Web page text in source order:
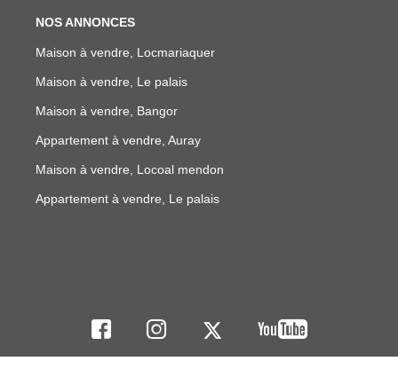
NOS ANNONCES
Maison à vendre, Locmariaquer
Maison à vendre, Le palais
Maison à vendre, Bangor
Appartement à vendre, Auray
Maison à vendre, Locoal mendon
Appartement à vendre, Le palais